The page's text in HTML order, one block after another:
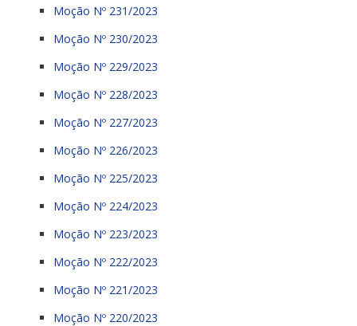
Moção Nº 231/2023
Moção Nº 230/2023
Moção Nº 229/2023
Moção Nº 228/2023
Moção Nº 227/2023
Moção Nº 226/2023
Moção Nº 225/2023
Moção Nº 224/2023
Moção Nº 223/2023
Moção Nº 222/2023
Moção Nº 221/2023
Moção Nº 220/2023